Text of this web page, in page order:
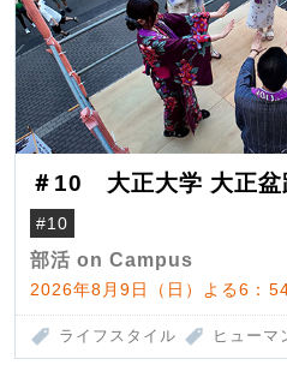
＃10 大正大学 大正盆
#10
部活 on Campus
2026年8月9日（日）よる6：
ライフスタイル ヒューマ